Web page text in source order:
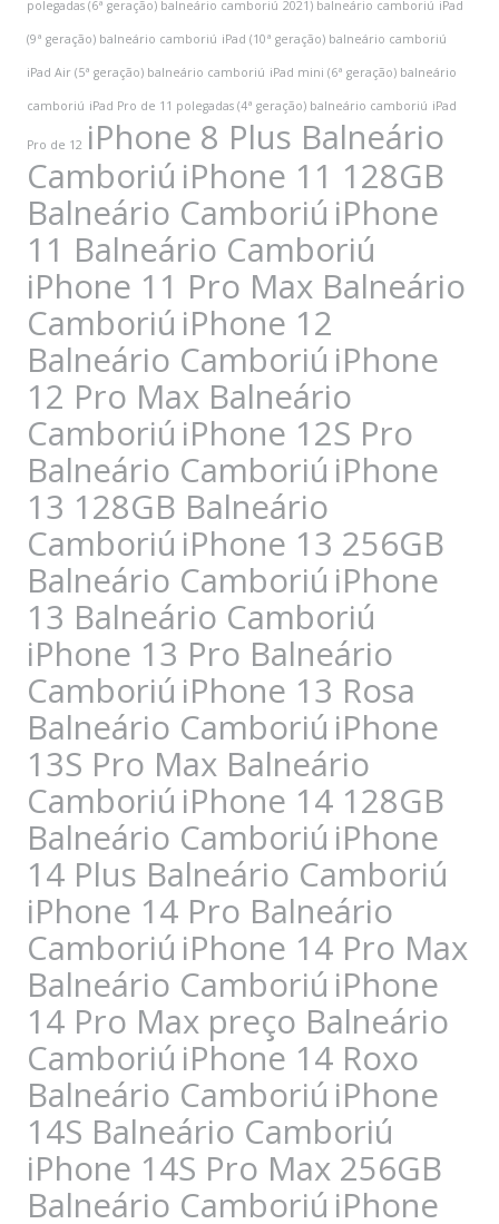
polegadas (6ª geração) balneário camboriú 2021) balneário camboriú iPad
(9ª geração) balneário camboriú iPad (10ª geração) balneário camboriú
iPad Air (5ª geração) balneário camboriú iPad mini (6ª geração) balneário
camboriú iPad Pro de 11 polegadas (4ª geração) balneário camboriú iPad
Pro de 12 iPhone 8 Plus Balneário
Camboriú iPhone 11 128GB
Balneário Camboriú iPhone
11 Balneário Camboriú
iPhone 11 Pro Max Balneário
Camboriú iPhone 12
Balneário Camboriú iPhone
12 Pro Max Balneário
Camboriú iPhone 12S Pro
Balneário Camboriú iPhone
13 128GB Balneário
Camboriú iPhone 13 256GB
Balneário Camboriú iPhone
13 Balneário Camboriú
iPhone 13 Pro Balneário
Camboriú iPhone 13 Rosa
Balneário Camboriú iPhone
13S Pro Max Balneário
Camboriú iPhone 14 128GB
Balneário Camboriú iPhone
14 Plus Balneário Camboriú
iPhone 14 Pro Balneário
Camboriú iPhone 14 Pro Max
Balneário Camboriú iPhone
14 Pro Max preço Balneário
Camboriú iPhone 14 Roxo
Balneário Camboriú iPhone
14S Balneário Camboriú
iPhone 14S Pro Max 256GB
Balneário Camboriú iPhone